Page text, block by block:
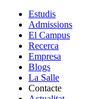
Estudis
Admissions
El Campus
Recerca
Empresa
Blogs
La Salle
Contacte